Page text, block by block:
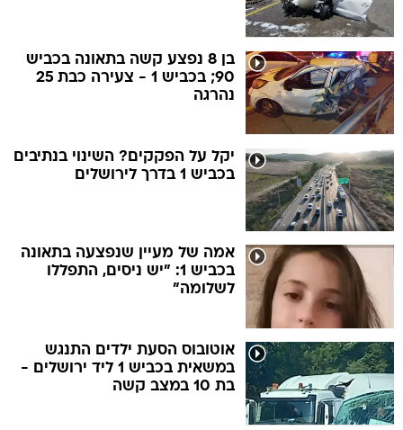
בן 8 נפצע קשה בתאונה בכביש
90; בכביש 1 - צעירה כבת 25
נהרגה
יקל על הפקקים? השינוי בנתיבים
בכביש 1 בדרך לירושלים
אמה של מעיין שנפצעה בתאונה
בכביש 1: "יש ניסים, התפללו
לשלומה"
אוטובוס הסעת ילדים התנגש
במשאית בכביש 1 ליד ירושלים -
בת 10 במצב קשה